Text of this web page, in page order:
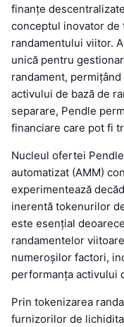
finanțe
conceptul inovator de
randamentului viitor.
unică pentru
randament,
activului de bază de
separare, Pendle
financiare care pot fi
Nucleul ofertei
automatizat (AMM)
experimentează
inerentă tokenurilor
este esențial
randamentelor
numeroșilor factori,
performanța activului
Prin tokenizarea
furnizorilor de